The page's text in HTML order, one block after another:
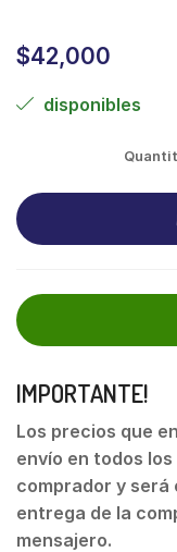
$42,000
disponibles
IMPORTANTE!
Los precios que
envío en todos
comprador y será
entrega de la
mensajero.